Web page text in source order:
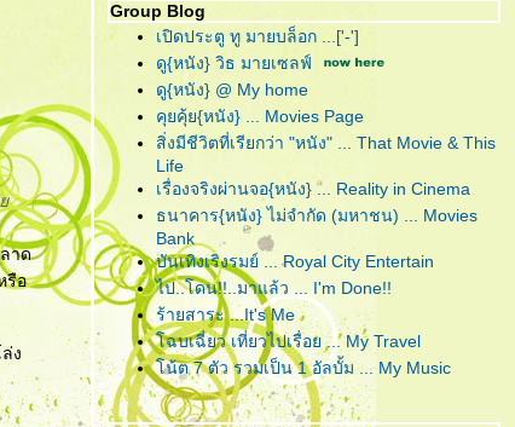
าด
รือ
ง
"Harry Potter and the Deathly
Hallows : Part I" ... ฉันต้องเปิด
เพื่อจะปิด!
"Scrubb : Kid"... คำตอบของ
เพลงอินดี้ที่ฟังง่าย อยู่ในอัลบั้มนี้
"Due Date"... รวมกันเราต้องอยู่
(กรุณา)อย่าทิ้งตูเป็นอันขาด!!?
"B.o.B. Presents: The
Adventures of Bobby Ray"
อาจเป็นฮิปฮอปหน้าใหม่ แต่ไม่ขอ
ึดติดความฮิป
"RED"... โตอย่างสมวัย แก่อย่าง
Group Blog
เปิดประตู ทู มายบล็อก ...['-']
ดู{หนัง} วิธ มายเซลฟ์
ดู{หนัง} @ My home
คุยคุ้ย{หนัง} ... Movies Page
สิ่งมีชีวิตที่เรียกว่า "หนัง" ... That Movie & This
Life
เรื่องจริงผ่านจอ{หนัง} ... Reality in Cinema
ธนาคาร{หนัง} ไม่จำกัด (มหาชน) ... Movies
Bank
บันเทิงเริงรมย์ ... Royal City Entertain
ไป..โดน!!..มาแล้ว ... I'm Done!!
ร้ายสาระ ...It's Me
ฉบเฉี่ยว เที่ยวไปเรื่อย ... My Travel
น้ต 7 ตัว รวมเป็น 1 อัลบั้ม ... My Music